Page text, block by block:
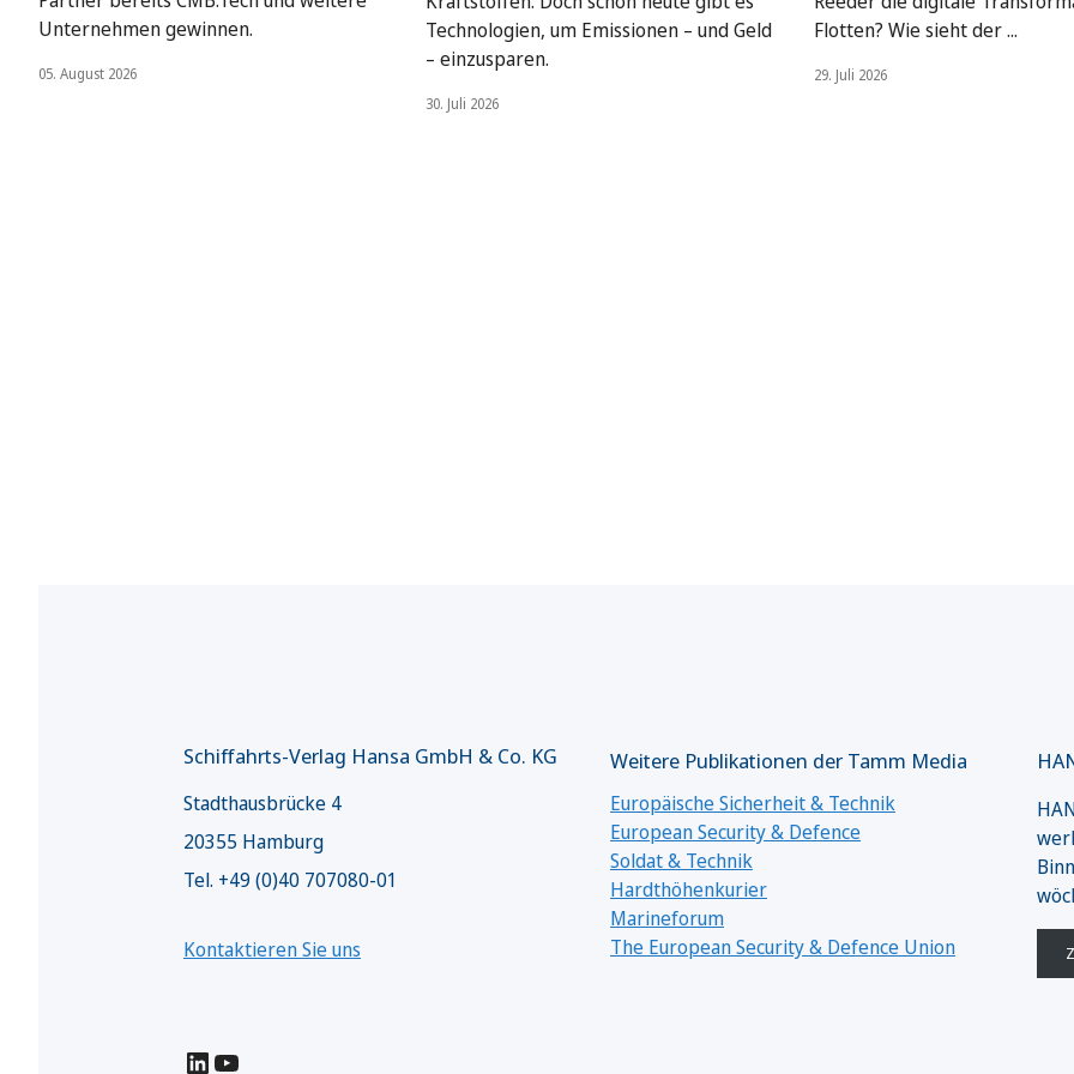
Unternehmen gewinnen.
05. August 2026
Technologien, um Emissionen – und Geld
– einzusparen.
30. Juli 2026
Flotten? Wie sieht der ...
29. Juli 2026
Schiffahrts-Verlag Hansa GmbH & Co. KG
Stadthausbrücke 4
20355 Hamburg
Tel. +49 (0)40 707080-01
Kontaktieren Sie uns
LinkedIn
YouTube
Weitere Publikationen der Tamm Media
Europäische Sicherheit & Technik
European Security & Defence
Soldat & Technik
Hardthöhenkurier
Marineforum
The European Security & Defence Union